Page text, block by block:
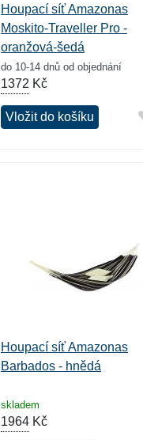
Houpací síť Amazonas
Moskito-Traveller Pro -
oranžová-šedá
do 10-14 dnů od objednání
1372 Kč
Vložit do košíku
Houpací síť Amazonas
Barbados - hnědá
skladem
1964Kč